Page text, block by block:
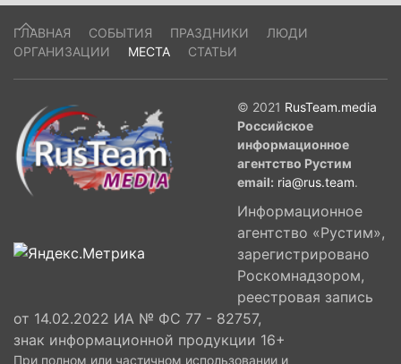
ГЛАВНАЯ СОБЫТИЯ ПРАЗДНИКИ
ЛЮДИ
ОРГАНИЗАЦИИ
МЕСТА СТАТЬИ
© 2021 RusTeam.media
Российское
информационное
агентство Рустим
email: ria@rus.team.
Информационное
агентство «Рустим»,
зарегистрировано
Роскомнадзором,
реестровая запись
от 14.02.2022 ИА № ФС 77 - 82757,
знак информационной продукции 16+
При полном или частичном использовании и